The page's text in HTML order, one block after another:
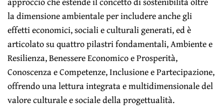
la dimensione ambientale per includere anche gli
effetti economici, sociali e culturali generati, ed è
articolato su quattro pilastri fondamentali, Ambiente e
Resilienza, Benessere Economico e Prosperità,
Conoscenza e Competenze, Inclusione e Partecipazione,
offrendo una lettura integrata e multidimensionale del
valore culturale e sociale della progettualità.